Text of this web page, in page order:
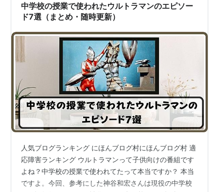
中学校の授業で使われたウルトラマンのエピソー
ド7選（まとめ・随時更新）
人気ブログランキング にほんブログ村にほんブログ村 適
応障害ランキング ウルトラマンって子供向けの番組です
よね？中学校の授業で使われてたって本当ですか？ 本当
ですよ。今回、参考にした神谷和宏さんは現役の中学校